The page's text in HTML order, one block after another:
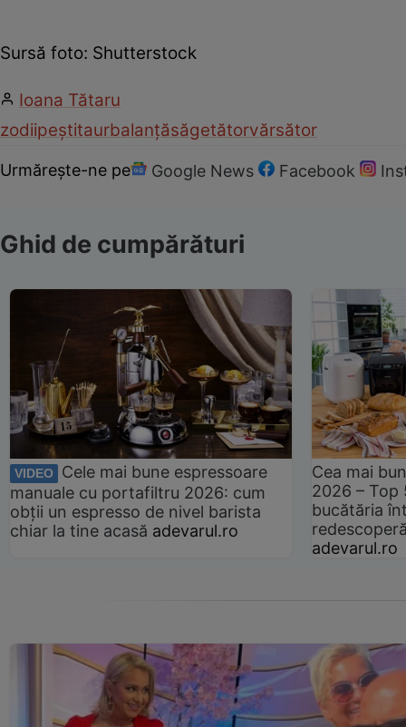
Sursă foto: Shutterstock
Ioana Tătaru
zodiipeștitaurbalanțăsăgetătorvărsător
Urmărește-ne pe Google News Facebook
Ghid de cumpărături
VIDEO
Cele mai bune espressoare
manuale cu portafiltru 2026: cum
obții un espresso de nivel barista
chiar la tine acasă adevarul.ro
Cea mai
2026 –
bucătăria
adevarul.ro